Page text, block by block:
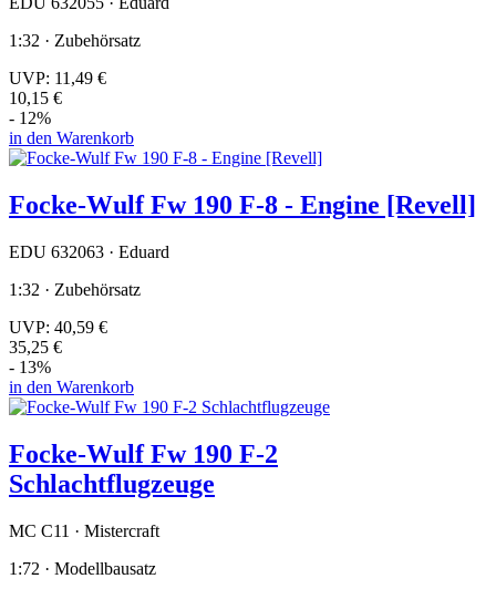
1:32 · Zubehörsatz
UVP: 11,49 €
10,15 €
- 12%
in den Warenkorb
Focke-Wulf Fw 190 F-8 - Engine [Revell]
EDU 632063 · Eduard
1:32 · Zubehörsatz
UVP: 40,59 €
35,25 €
- 13%
in den Warenkorb
Focke-Wulf Fw 190 F-2
Schlachtflugzeuge
MC C11 · Mistercraft
1:72 · Modellbausatz